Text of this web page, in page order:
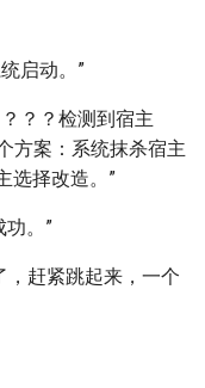
启动。”
？？检测到宿主
方案：系统抹杀宿主
选择改造。”
功。”
，赶紧跳起来，一个